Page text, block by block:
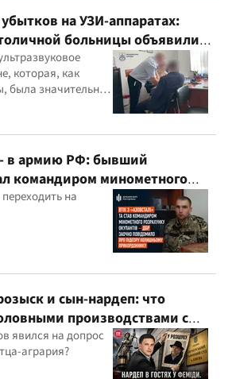
на УЗИ-аппаратах:
больницы объявили
которая, как
была значительно
в армию РФ: бывший
командиром минометного
на
и сын-нардеп: что
производствами с
Тарасова?
явился на допрос
агрария?